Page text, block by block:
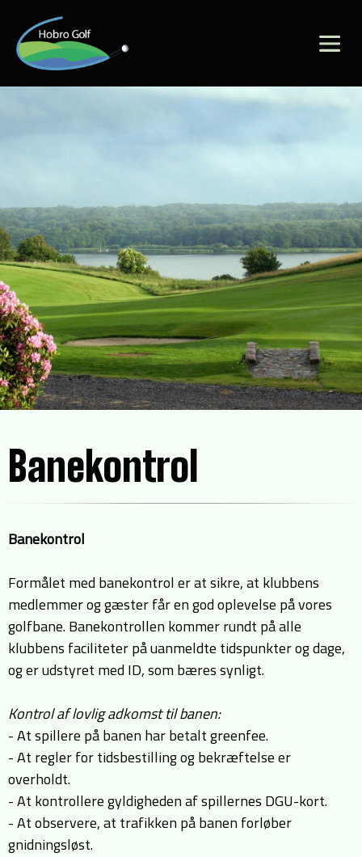
Banekontrol
Banekontrol
Formålet med banekontrol er at sikre, at klubbens
medlemmer og gæster får en god oplevelse på vores
golfbane. Banekontrollen kommer rundt på alle
klubbens faciliteter på uanmeldte tidspunkter og dage,
og er udstyret med ID, som bæres synligt.
Kontrol af lovlig adkomst til banen:
- At spillere på banen har betalt greenfee.
- At regler for tidsbestilling og bekræftelse er
overholdt.
- At kontrollere gyldigheden af spillernes DGU-kort.
- At observere, at trafikken på banen forløber
gnidningsløst.